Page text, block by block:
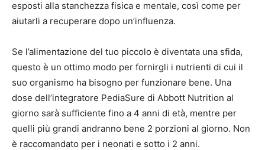
esposti alla stanchezza fisica e mentale, così come per
aiutarli a recuperare dopo un’influenza.
Se l’alimentazione del tuo piccolo è diventata una sfida,
questo è un ottimo modo per fornirgli i nutrienti di cui il
suo organismo ha bisogno per funzionare bene. Una
dose dell’integratore PediaSure di Abbott Nutrition al
giorno sarà sufficiente fino a 4 anni di età, mentre per
quelli più grandi andranno bene 2 porzioni al giorno. Non
è raccomandato per i neonati e sotto i 2 anni.